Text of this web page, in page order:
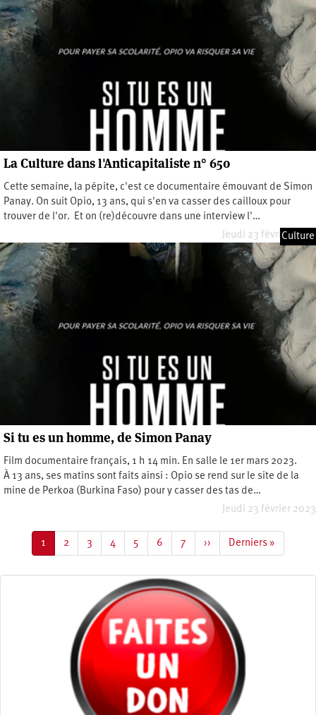
La Culture dans l'Anticapitaliste n° 650
Cette semaine, la pépite, c'est ce documentaire émouvant de Simon
Panay. On suit Opio, 13 ans, qui s'en va casser des cailloux pour
trouver de l'or. Et on (re)découvre dans une interview l'…
Jeudi 23 février 2023
Culture
Si tu es un homme, de Simon Panay
Film documentaire français, 1 h 14 min. En salle le 1er mars 2023.
À 13 ans, ses matins sont faits ainsi : Opio se rend sur le site de la
mine de Perkoa (Burkina Faso) pour y casser des tas de…
Jeudi 23 février 2023
Page
courante
1 Page
2 Page
3 Page
4 Page
5 Page
6 Page
7
Page
suivante
››
Dernière
page
Derniers »